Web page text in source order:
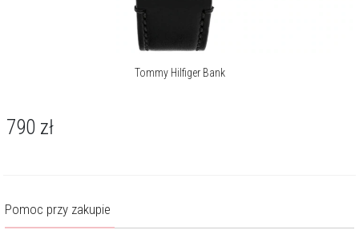
Tommy Hilfiger Bank
790 zł
Pomoc przy zakupie